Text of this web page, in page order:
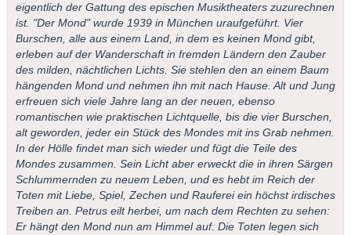
eigentlich der Gattung des epischen Musiktheaters zuzurechnen
ist. "Der Mond" wurde 1939 in München uraufgeführt. Vier
Burschen, alle aus einem Land, in dem es keinen Mond gibt,
erleben auf der Wanderschaft in fremden Ländern den Zauber
des milden, nächtlichen Lichts. Sie stehlen den an einem Baum
hängenden Mond und nehmen ihn mit nach Hause. Alt und Jung
erfreuen sich viele Jahre lang an der neuen, ebenso
romantischen wie praktischen Lichtquelle, bis die vier Burschen,
alt geworden, jeder ein Stück des Mondes mit ins Grab nehmen.
In der Hölle findet man sich wieder und fügt die Teile des
Mondes zusammen. Sein Licht aber erweckt die in ihren Särgen
Schlummernden zu neuem Leben, und es hebt im Reich der
Toten mit Liebe, Spiel, Zechen und Rauferei ein höchst irdisches
Treiben an. Petrus eilt herbei, um nach dem Rechten zu sehen:
Er hängt den Mond nun am Himmel auf. Die Toten legen sich